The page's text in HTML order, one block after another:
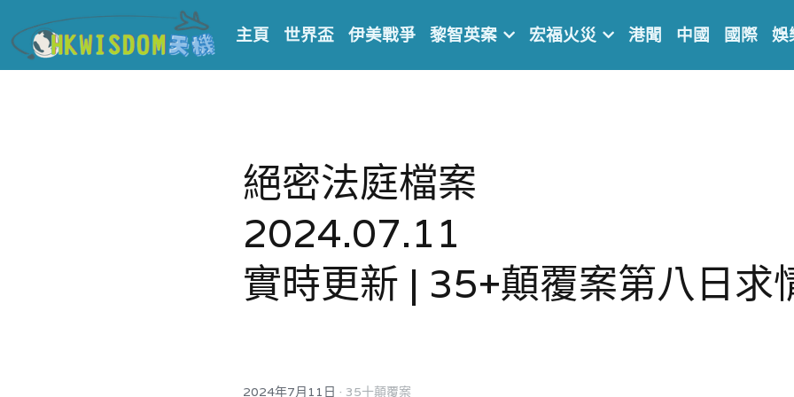
主頁 世界盃 伊美戰爭 黎智英案 宏福火災 港聞 中國 國際 娛
絕密法庭檔案
2024.07.11
實時更新 | 35+顛覆案第八日求
2024年7月11日 · 35十顛覆案